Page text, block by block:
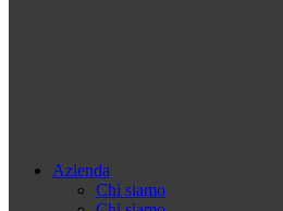
Azienda
Chi siamo